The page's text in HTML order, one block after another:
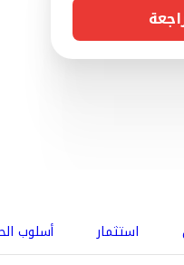
استثمار أسلوب